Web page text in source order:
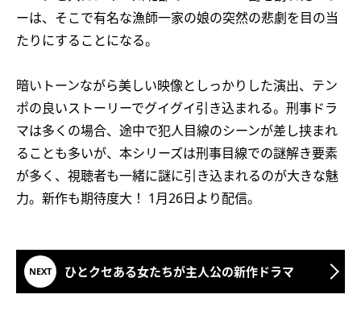
ーは、そこで有名な漁師一家の娘の突然の悲劇を目の当
たりにすることになる。
暗いトーンながら美しい映像としっかりした演出、テン
ポの良いストーリーでグイグイ引き込まれる。刑事ドラ
マは多くの場合、途中で犯人目線のシーンが差し挟まれ
ることも多いが、本シリーズは刑事目線での謎解き要素
が多く、視聴者も一緒に謎に引き込まれるのが大きな魅
力。新作も期待度大！ 1月26日より配信。
ひとクセある女たちが主人公の新作ドラマ